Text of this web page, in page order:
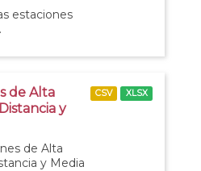
estaciones
de Alta
y
de Alta
y Media
CSV XLSX